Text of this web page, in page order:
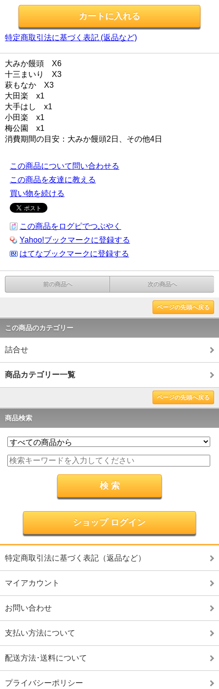
特定商取引法に基づく表記 (返品など)
大みか饅頭 X6
十三まいり X3
萩もなか X3
大田楽 x1
大手はし x1
小田楽 x1
梅公園 x1
消費期間の目安：大みか饅頭2日、その他4日
この商品について問い合わせる
この商品を友達に教える
買い物を続ける
この商品をログピでつぶやく
Yahoo!ブックマークに登録する
はてなブックマークに登録する
前の商品へ 次の商品へ
ページの先頭へ戻る
この商品のカテゴリー
詰合せ
商品カテゴリー一覧
ページの先頭へ戻る
商品検索
ショップ ログイン
特定商取引法に基づく表記（返品など）
マイアカウント
お問い合わせ
支払い方法について
配送方法･送料について
プライバシーポリシー